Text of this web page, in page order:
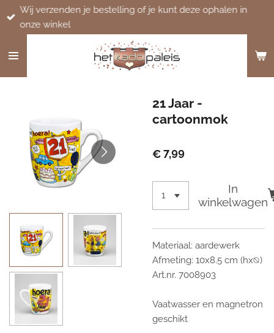
Ga
direct
de
Wij verzenden je bestelling of je kunt deze ophalen in
onze winkel
21 Jaar -
cartoonmok
€ 7,99
In
winkelwagen
Materiaal: aardewerk
Afmeting: 10x8.5 cm (hx⦰)
Art.nr. 7008903
Vaatwasser en magnetron
geschikt